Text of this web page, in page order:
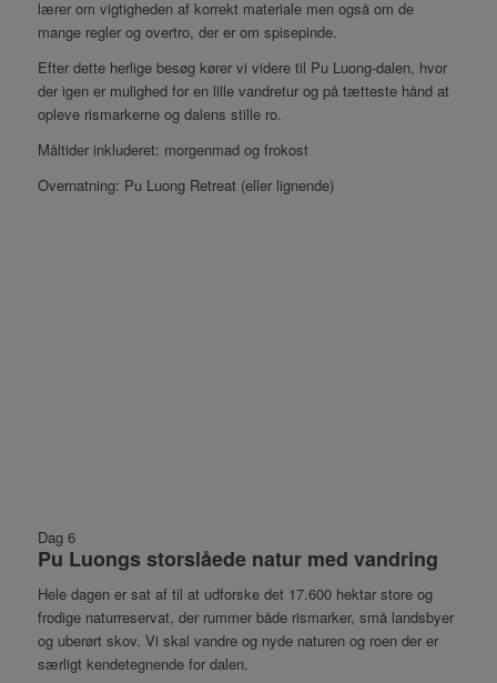
lærer om vigtigheden af korrekt materiale men også om de
mange regler og overtro, der er om spisepinde.
Efter dette herlige besøg kører vi videre til Pu Luong-dalen, hvor
der igen er mulighed for en lille vandretur og på tætteste hånd at
opleve rismarkerne og dalens stille ro.
Måltider inkluderet: morgenmad og frokost
Overnatning: Pu Luong Retreat (eller lignende)
Dag 6
Pu Luongs storslåede natur med vandring
Hele dagen er sat af til at udforske det 17.600 hektar store og
frodige naturreservat, der rummer både rismarker, små landsbyer
og uberørt skov. Vi skal vandre og nyde naturen og roen der er
særligt kendetegnende for dalen.